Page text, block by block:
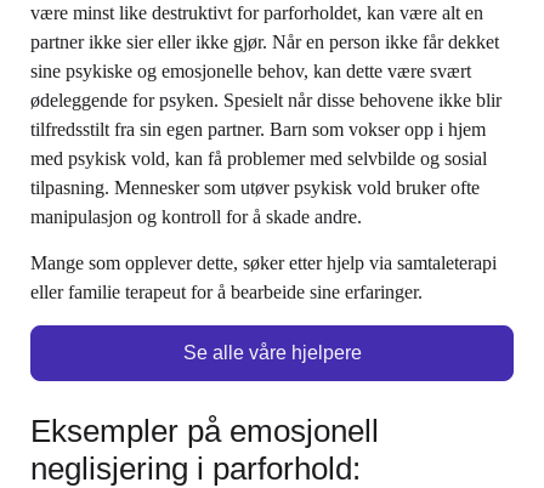
være minst like destruktivt for parforholdet, kan være alt en
partner ikke sier eller ikke gjør. Når en person ikke får dekket
sine psykiske og emosjonelle behov, kan dette være svært
ødeleggende for psyken. Spesielt når disse behovene ikke blir
tilfredsstilt fra sin egen partner. Barn som vokser opp i hjem
med psykisk vold, kan få problemer med selvbilde og sosial
tilpasning. Mennesker som utøver psykisk vold bruker ofte
manipulasjon og kontroll for å skade andre.
Mange som opplever dette, søker etter hjelp via samtaleterapi
eller familie terapeut for å bearbeide sine erfaringer.
Se alle våre hjelpere
Eksempler på emosjonell
neglisjering i parforhold: